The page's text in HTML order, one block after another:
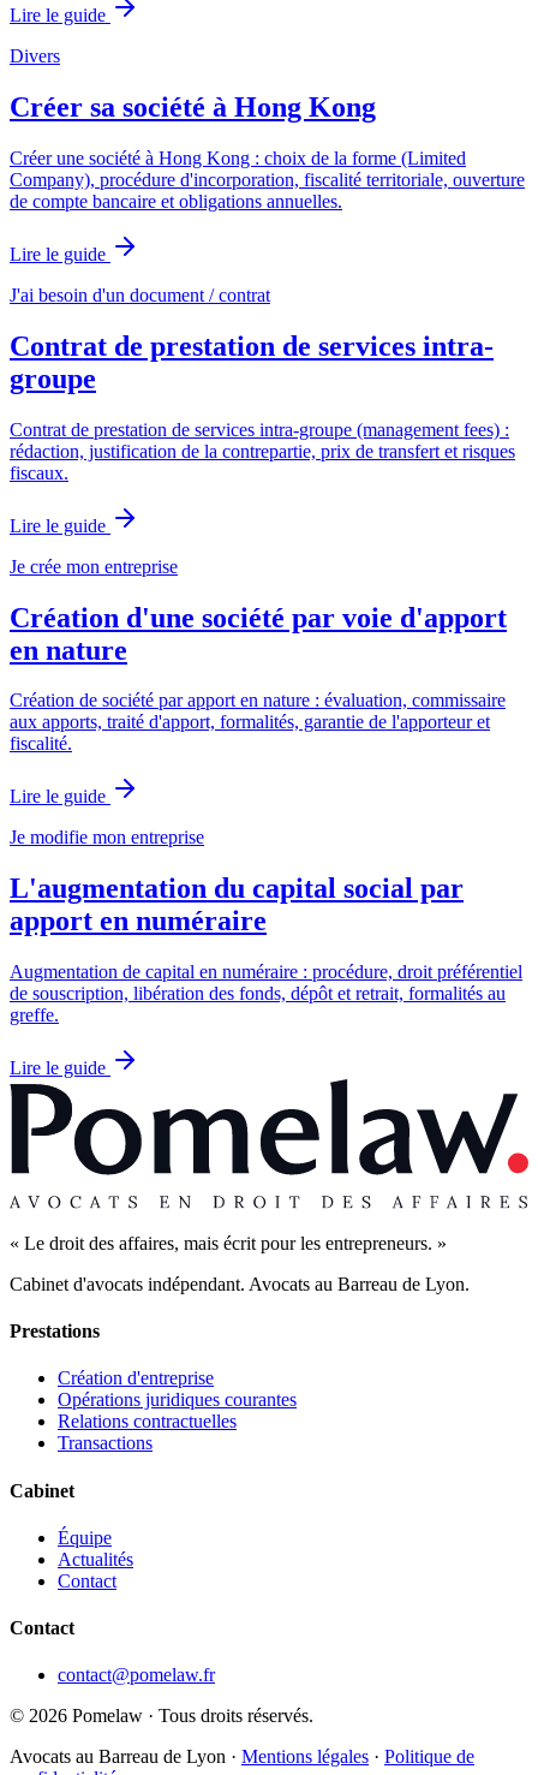
Lire le guide
Divers
Créer sa société à Hong Kong
Créer une société à Hong Kong : choix de la forme (Limited
Company), procédure d'incorporation, fiscalité territoriale, ouverture
de compte bancaire et obligations annuelles.
Lire le guide
J'ai besoin d'un document / contrat
Contrat de prestation de services intra-
groupe
Contrat de prestation de services intra-groupe (management fees) :
rédaction, justification de la contrepartie, prix de transfert et risques
fiscaux.
Lire le guide
Je crée mon entreprise
Création d'une société par voie d'apport
en nature
Création de société par apport en nature : évaluation, commissaire
aux apports, traité d'apport, formalités, garantie de l'apporteur et
fiscalité.
Lire le guide
Je modifie mon entreprise
L'augmentation du capital social par
apport en numéraire
Augmentation de capital en numéraire : procédure, droit préférentiel
de souscription, libération des fonds, dépôt et retrait, formalités au
greffe.
Lire le guide
« Le droit des affaires, mais écrit pour les entrepreneurs. »
Cabinet d'avocats indépendant. Avocats au Barreau de Lyon.
Prestations
Création d'entreprise
Opérations juridiques courantes
Relations contractuelles
Transactions
Cabinet
Équipe
Actualités
Contact
Contact
contact@pomelaw.fr
© 2026 Pomelaw · Tous droits réservés.
Avocats au Barreau de Lyon · Mentions légales · Politique de